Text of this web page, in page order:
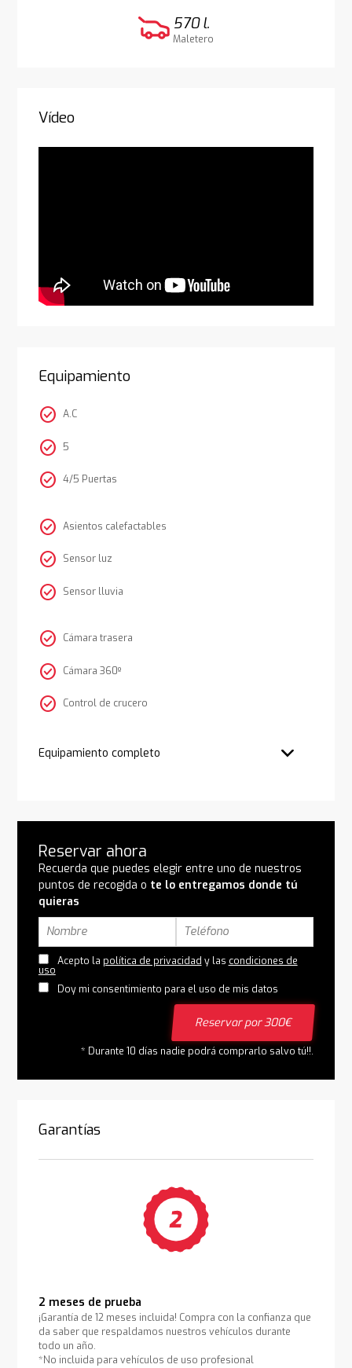
570 l.
Maletero
Vídeo
Equipamiento
check_circle A.C
check_circle 5
check_circle 4/5 Puertas
check_circle Asientos calefactables
check_circle Sensor luz
check_circle Sensor lluvia
check_circle Cámara trasera
check_circle Cámara 360º
check_circle Control de crucero
Equipamiento completo
Reservar ahora
Recuerda que puedes elegir entre uno de nuestros
puntos de recogida o te lo entregamos donde tú
quieras
Acepto la política de privacidad y las condiciones de
uso
Doy mi consentimiento para el uso de mis datos
Reservar por 300€
* Durante 10 días nadie podrá comprarlo salvo tú!!.
Garantías
2 meses de prueba
¡Garantía de 12 meses incluida! Compra con la confianza que
da saber que respaldamos nuestros vehículos durante
todo un año.
*No incluida para vehículos de uso profesional